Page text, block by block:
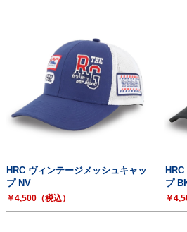
HRC ヴィンテージメッシュキャッ
プ NV
￥4,500（税込）
プ
￥